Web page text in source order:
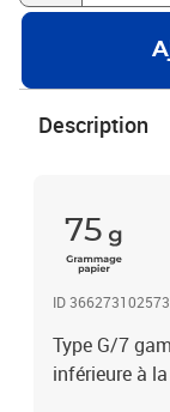
295x370mm
A4+,...J/9
diplômes, format
calendriers, cadres
200x175mm
excellent rapport
recyclage
protéger des objets
Description
75
ID
Type G/7
inférieure à